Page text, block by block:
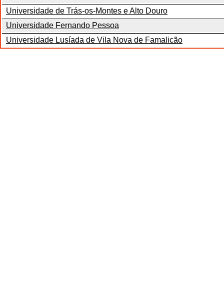
Universidade de Trás-os-Montes e Alto Douro
Universidade Fernando Pessoa
Universidade Lusíada de Vila Nova de Famalicão